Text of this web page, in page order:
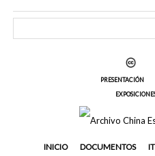
PRESENTACIÓN
INICIO DOCUMENTOS